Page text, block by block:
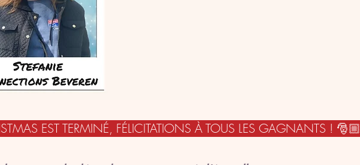
EST TERMINÉ, FÉLICITATIONS À TOUS LES GAGNANTS ! 🎅🏼